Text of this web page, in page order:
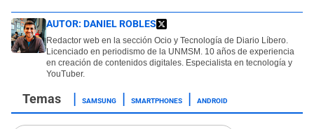
AUTOR: DANIEL ROBLES
Redactor web en la sección Ocio y Tecnología de Diario Líbero.
Licenciado en periodismo de la UNMSM. 10 años de experiencia
en creación de contenidos digitales. Especialista en tecnología y
YouTuber.
SAMSUNG SMARTPHONES ANDROID